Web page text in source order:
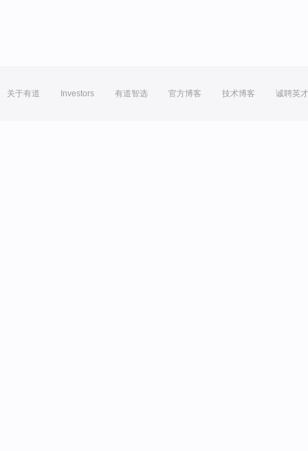
关于有道 Investors 有道智选 官方博客 技术博客 诚聘英才